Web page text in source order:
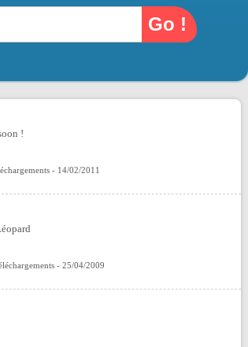
!
- 14/02/2011
- 25/04/2009